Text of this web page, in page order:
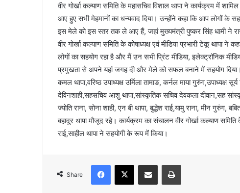
वीर गोर्खा कल्याण समिति के महासचिव विशाल थापा ने कार्यक्रम में
आए हुए सभी मेहमानों का धन्यवाद दिया। उन्होंने कहा कि आप लोगों
इस मेले को इस स्तर तक ले आए हैं, जहां मुख्यमंत्री पुष्कर सिंह धामी ने
वीर गोर्खा कल्याण समिति के कोषाध्यक्ष एवं मीडिया प्रभारी टेकू थापा
लोगों का सहयोग रहा है और मैं उन सभी प्रिंट मीडिया, इलेक्ट्रॉनिक
प्रमुखता से अपने यहां जगह दी और मेले को सफल बनाने में सहयोग
कमल थापा,वरिष्ठ उपाध्यक्ष उर्मिला तामाङ, कर्नल माया गुरुंग,उपाध्यक्ष
देविनशाही,सहसचिव आशु थापा,सांस्कृतिक सचिव देवकला दीवान,सह
ज्योति राना, सोना शाही, एन बी थापा, बुद्धेश राई,यामु राना, मीन गुरुंग,
बहादुर थापा मौजूद रहे। कार्यक्रम का संचालन वीर गोर्खा कल्याण
राई,साहील थापा ने सहयोगी के रूप में किया।
Share